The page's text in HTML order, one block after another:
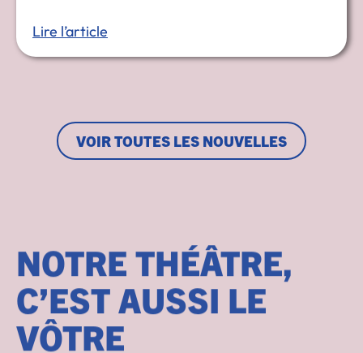
montagnes, notre village gaspésien propose
bien plus …
Lire l’article
VOIR TOUTES LES NOUVELLES
NOTRE THÉÂTRE,
C’EST AUSSI LE
VÔTRE